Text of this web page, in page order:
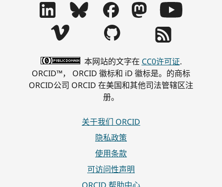
本网站的文字在 CC0许可证.
ORCID™， ORCID 徽标和 iD 徽标是。的商标
ORCID公司 ORCID 在美国和其他司法管辖区注
册。
关于我们 ORCID
隐私政策
使用条款
可访问性声明